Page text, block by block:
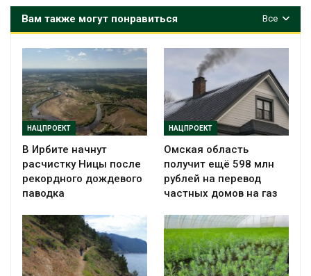
Все
Вам также могут понравиться
НАЦПРОЕКТ
В Ирбите начнут
расчистку Ницы после
рекордного дождевого
паводка
НАЦПРОЕКТ
Омская область
получит ещё 598 млн
рублей на перевод
частных домов на газ